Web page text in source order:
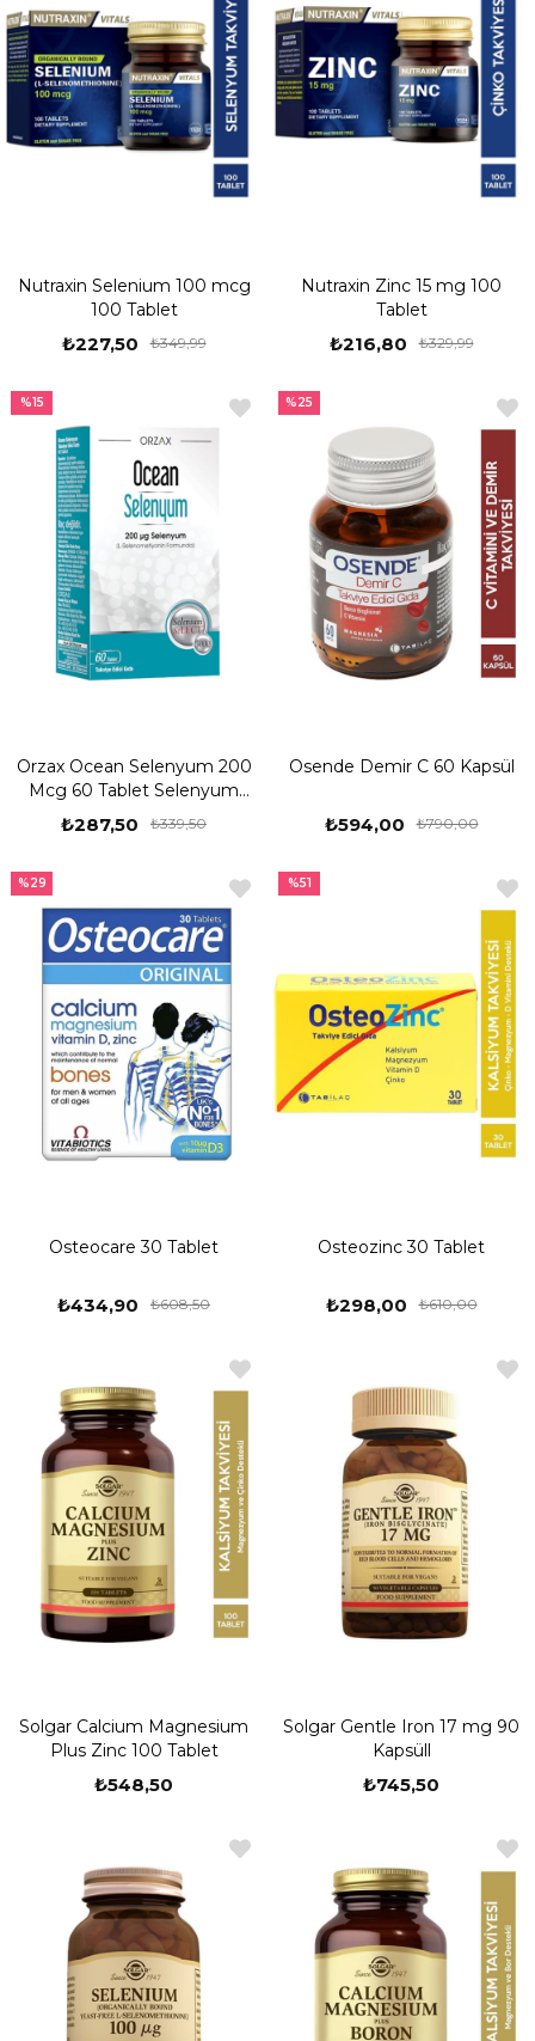
Nutraxin Selenium 100 mcg
100 Tablet
₺227,50 ₺349,99
Nutraxin Zinc 15 mg 100
Tablet
₺216,80 ₺329,99
Orzax Ocean Selenyum 200
Mcg 60 Tablet Selenyum
Takviyesi
₺287,50 ₺339,50
%15
Osende Demir C 60 Kapsül
₺594,00 ₺790,00
%25
Osteocare 30 Tablet
₺434,90 ₺608,50
%29
Osteozinc 30 Tablet
₺298,00 ₺610,00
%51
Solgar Calcium Magnesium
Plus Zinc 100 Tablet
₺548,50
Solgar Gentle Iron 17 mg 90
Kapsüll
₺745,50